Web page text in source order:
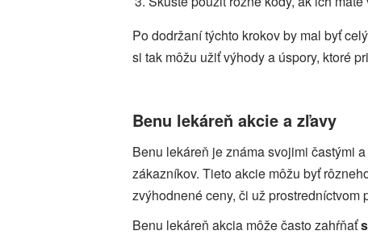
Po dodržaní týchto krokov by mal byť
si tak môžu užiť výhody a úspory, ktoré
Benu lekáreň akcie a zľavy
Benu lekáreň je známa svojimi častými
zákazníkov. Tieto akcie môžu byť
zvýhodnené ceny, či už
Benu lekáreň akcia môže často zahŕňať